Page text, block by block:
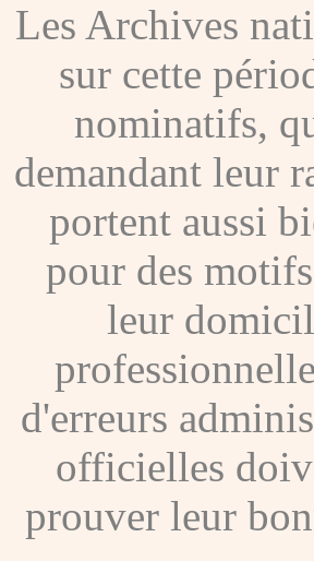
Les Archives
sur cette
nominatifs,
demandant leur
portent aussi
pour des
leur
d'erreurs
officielles
prouver leur